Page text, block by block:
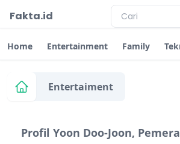
Fakta.id
Home Entertainment Family
Entertaiment
Profil Yoon Doo-Joon,